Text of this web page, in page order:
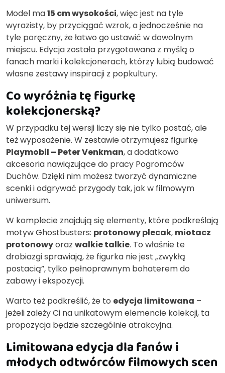
Model ma15 cm wysokości, więc jest na tyle
wyrazisty, by przyciągać wzrok, a jednocześnie na
tyle poręczny, że łatwo go ustawić w dowolnym
miejscu. Edycja została przygotowana z myślą o
fanach marki i kolekcjonerach, którzy lubią budować
własne zestawy inspiracji z popkultury.
Co wyróżnia tę figurkę
kolekcjonerską?
W przypadku tej wersji liczy się nie tylko postać, ale
też wyposażenie. W zestawie otrzymujesz figurkę
Playmobil – Peter Venkman, a dodatkowo
akcesoria nawiązujące do pracy Pogromców
Duchów. Dzięki nim możesz tworzyć dynamiczne
scenki i odgrywać przygody tak, jak w filmowym
uniwersum.
W komplecie znajdują się elementy, które podkreślają
motyw Ghostbusters: protonowy plecak, miotacz
protonowyoraz walkie talkie. To właśnie te
drobiazgi sprawiają, że figurka nie jest „zwykłą
postacią”, tylko pełnoprawnym bohaterem do
zabawy i ekspozycji.
Warto też podkreślić, że to edycja limitowana –
jeżeli zależy Ci na unikatowym elemencie kolekcji, ta
propozycja będzie szczególnie atrakcyjna.
Limitowana edycja dla fanów i
młodych odtwórców filmowych scen